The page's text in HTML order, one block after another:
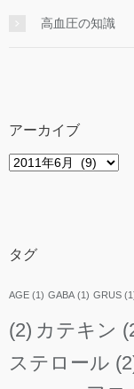
高血圧の知識
アーカイブ
ア
タグ
AGE (1) GABA (1) GRUS
(2) カテキン
ステロール